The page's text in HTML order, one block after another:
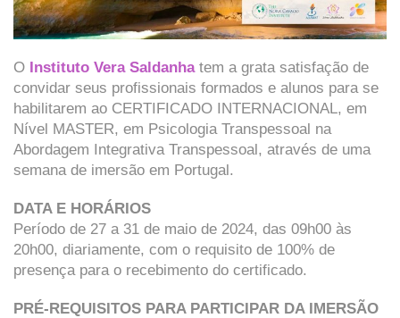
O Instituto Vera Saldanhatem a grata satisfação de
convidar seus profissionais formados e alunos para se
habilitarem ao CERTIFICADO INTERNACIONAL, em
Nível MASTER, em Psicologia Transpessoal na
Abordagem Integrativa Transpessoal, através de uma
semana de imersão em Portugal.
DATA E HORÁRIOS
Período de 27 a 31 de maio de 2024, das 09h00 às
20h00, diariamente, com o requisito de 100% de
presença para o recebimento do certificado.
PRÉ-REQUISITOS PARA PARTICIPAR DA IMERSÃO